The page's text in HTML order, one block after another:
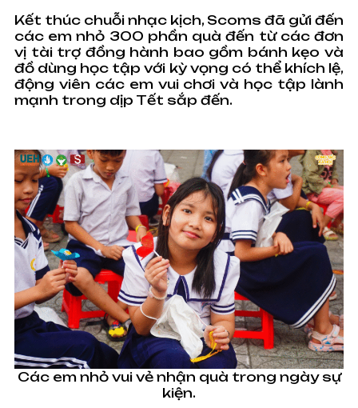
Kết thúc chuỗi nhạc kịch, Scoms đã gửi đến
các em nhỏ 300 phần quà đến từ các đơn
vị tài trợ đồng hành bao gồm bánh kẹo và
đồ dùng học tập với kỳ vọng có thể khích lệ,
động viên các em vui chơi và học tập lành
mạnh trong dịp Tết sắp đến.
Các em nhỏ vui vẻ nhận quà trong ngày sự
kiện.